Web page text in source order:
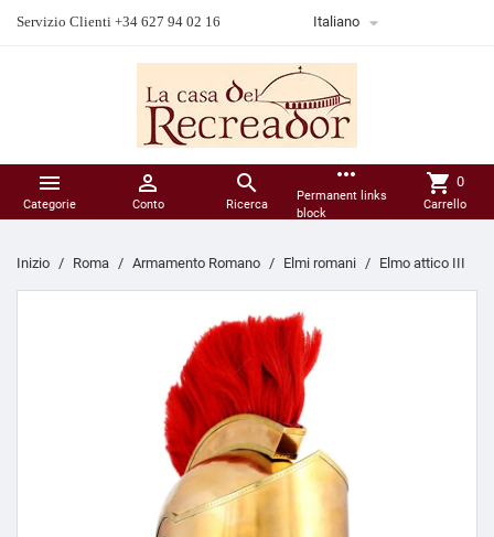
Servizio Clienti +34 627 94 02 16 Italiano 

Categorie

Conto

Ricerca
more_horiz
Permanent links
block
shopping_cart 0
Carrello
Inizio Roma Armamento Romano Elmi romani Elmo attico III